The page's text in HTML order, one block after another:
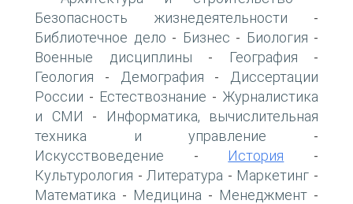
Безопасность жизнедеятельности -
Библиотечное дело - Бизнес - Биология -
Военные дисциплины - География -
Геология - Демография -
Диссертации
России - Естествознание - Журналистика
и СМИ -
Информатика, вычислительная
техника и управление -
Искусствоведение - История -
Культурология - Литература - Маркетинг -
Математика - Медицина - Менеджмент -